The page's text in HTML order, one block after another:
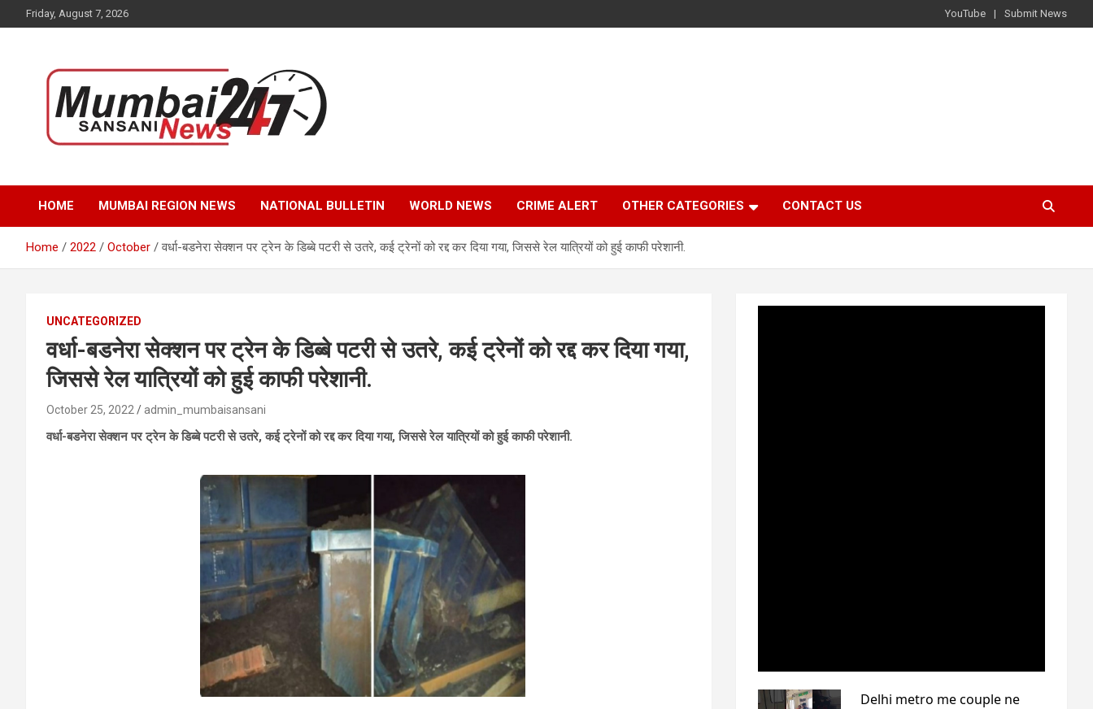
to
Friday, August 7, 2026 YouTube Submit News
Mumbai Sansani
real-time updates on recent news around the World.
HOME
MUMBAI REGION NEWS NATIONAL BULLETIN WORLD NEWS CRIME ALERT OTHER CATEGORIES CONTACT US
Home 2022 October वर्धा-बडनेरा सेक्शन पर ट्रेन के डिब्बे पटरी से उतरे, कई ट्रेनों को रद्द कर दिया गया, जिससे रेल यात्रियों को हुई काफी परेशानी.
UNCATEGORIZED
वर्धा-बडनेरा सेक्शन पर ट्रेन के डिब्बे पटरी से उतरे, कई ट्रेनों को रद्द कर दिया गया,
जिससे रेल यात्रियों को हुई काफी परेशानी.
October 25, 2022 admin_mumbaisansani
वर्धा-बडनेरा सेक्शन पर ट्रेन के डिब्बे पटरी से उतरे, कई ट्रेनों को रद्द कर दिया गया, जिससे रेल यात्रियों को हुई काफी परेशानी.